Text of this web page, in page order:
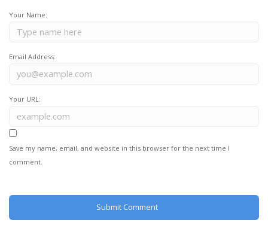
Your Name:
Email Address:
Your URL:
Save my name, email, and website in this browser for the next time I
comment.